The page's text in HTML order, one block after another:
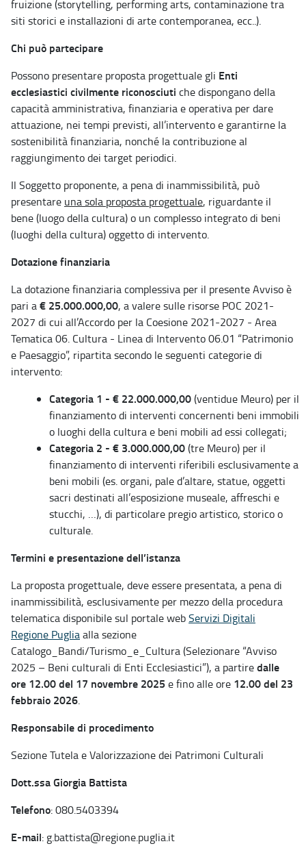
fruizione (storytelling, performing arts, contaminazione tra
siti storici e installazioni di arte contemporanea, ecc..).
Chi può partecipare
Possono presentare proposta progettuale gli Enti
ecclesiastici civilmente riconosciuti che dispongano della
capacità amministrativa, finanziaria e operativa per dare
attuazione, nei tempi previsti, all’intervento e garantirne la
sostenibilità finanziaria, nonché la contribuzione al
raggiungimento dei target periodici.
Il Soggetto proponente, a pena di inammissibilità, può
presentare una sola proposta progettuale, riguardante il
bene (luogo della cultura) o un complesso integrato di beni
(luoghi della cultura) oggetto di intervento.
Dotazione finanziaria
La dotazione finanziaria complessiva per il presente Avviso è
pari a€ 25.000.000,00, a valere sulle risorse POC 2021-
2027 di cui all’Accordo per la Coesione 2021-2027 - Area
Tematica 06. Cultura - Linea di Intervento 06.01 “Patrimonio
e Paesaggio”, ripartita secondo le seguenti categorie di
intervento:
Categoria 1 - € 22.000.000,00(ventidue Meuro) per il
finanziamento di interventi concernenti beni immobili
o luoghi della cultura e beni mobili ad essi collegati;
Categoria 2 - € 3.000.000,00(tre Meuro) per il
finanziamento di interventi riferibili esclusivamente a
beni mobili (es. organi, pale d’altare, statue, oggetti
sacri destinati all’esposizione museale, affreschi e
stucchi, …), di particolare pregio artistico, storico o
culturale.
Termini e presentazione dell’istanza
La proposta progettuale, deve essere presentata, a pena di
inammissibilità, esclusivamente per mezzo della procedura
telematica disponibile sul portale webServizi Digitali
Regione Pugliaalla sezione
Catalogo_Bandi/Turismo_e_Cultura (Selezionare “Avviso
2025 – Beni culturali di Enti Ecclesiastici”), a partiredalle
ore 12.00 del 17 novembre 2025 e fino alle ore 12.00 del 23
febbraio 2026.
Responsabile di procedimento
Sezione Tutela e Valorizzazione dei Patrimoni Culturali
Dott.ssa Giorgia Battista
Telefono: 080.5403394
E-mail: g.battista@regione.puglia.it